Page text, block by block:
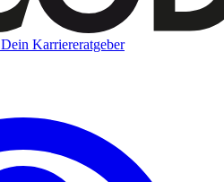
Dein Karriereratgeber